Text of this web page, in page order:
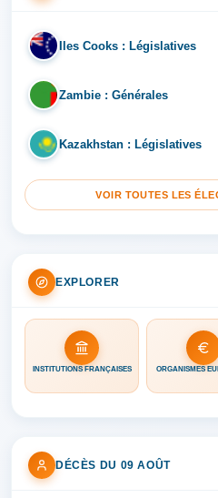
IL Iles Cooks : Législatives
ZA Zambie : Générales
KA Kazakhstan : Législatives
VOIR TOUTES LES
EXPLORER
INSTITUTIONS FRANÇAISES ORGANISMES
DÉCÈS DU 09 AOÛT